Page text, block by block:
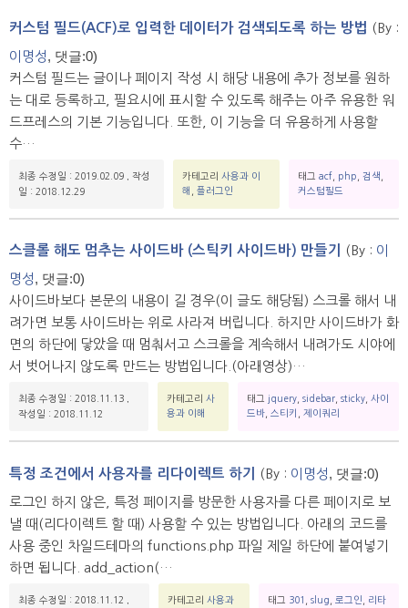
커스텀 필드(ACF)로 입력한 데이터가 검색되도록 하는 방법 (By :
이명성 , 댓글:0)
커스텀 필드는 글이나 페이지 작성 시 해당 내용에 추가 정보를 원하
는 대로 등록하고, 필요시에 표시할 수 있도록 해주는 아주 유용한 워
드프레스의 기본 기능입니다. 또한, 이 기능을 더 유용하게 사용할
수…
최종 수정일 : 2019.02.09
작성
일 : 2018.12.29
카테고리
사용과 이
해
플러그인
태그acf php ,검색
커스텀필드
스클롤 해도 멈추는 사이드바 (스틱키 사이드바) 만들기 (By : 이
명성 , 댓글:0)
사이드바보다 본문의 내용이 길 경우(이 글도 해당됨) 스크롤 해서 내
려가면 보통 사이드바는 위로 사라져 버립니다. 하지만 사이드바가 화
면의 하단에 닿았을 때 멈춰서고 스크롤을 계속해서 내려가도 시야에
서 벗어나지 않도록 만드는 방법입니다.(아래영상)…
최종 수정일 : 2018.11.13 ,
작성일 : 2018.11.12
카테고리 사
용과 이해
태그 jquery ,sidebar ,sticky ,사이
드바 ,스티키 ,제이쿼리
특정 조건에서 사용자를 리다이렉트 하기 (By : 이명성 , 댓글:0)
로그인 하지 않은, 특정 페이지를 방문한 사용자를 다른 페이지로 보
낼 때(리다이렉트 할 때) 사용할 수 있는 방법입니다. 아래의 코드를
사용 중인 차일드테마의 functions.php 파일 제일 하단에 붙여넣기
하면 됩니다. add_action(…
최종 수정일 : 2018.11.12 카테고리 사용과
태그 301 ,slug 로그인
리타